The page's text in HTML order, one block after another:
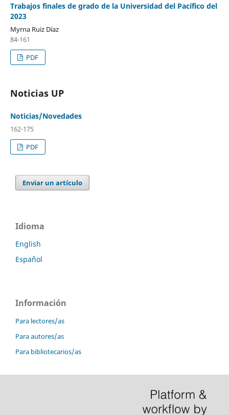
Trabajos finales de grado de la Universidad del Pacífico del
2023
Myrna Ruiz Díaz
84-161
PDF
Noticias UP
Noticias/Novedades
162-175
PDF
Enviar un artículo
Idioma
English
Español
Información
Para lectores/as
Para autores/as
Para bibliotecarios/as